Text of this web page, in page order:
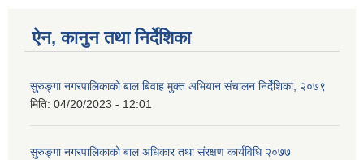
ऐन, कानुन तथा निर्देशिका
सुरुङ्गा नगरपालिकाको बाल बिवाह मुक्त अभियान संचालन निर्देशिका, २०७९
मिति: 04/20/2023 - 12:01
सुरुङ्गा नगरपालिकाको बाल अधिकार तथा संरक्षण कार्यविधि २०७७